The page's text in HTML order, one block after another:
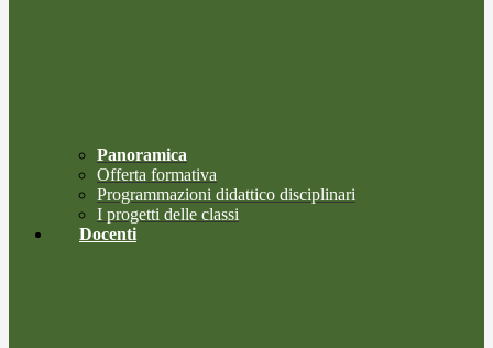
Panoramica
Offerta formativa
Programmazioni didattico disciplinari
I progetti delle classi
Docenti